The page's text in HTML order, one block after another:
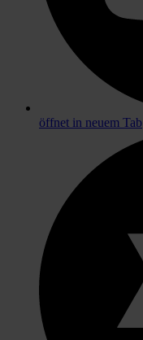
öffnet in neuem Tab